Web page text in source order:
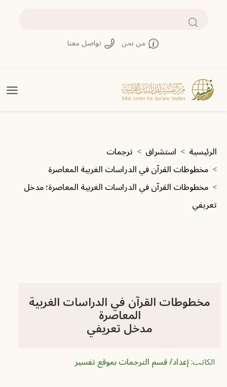
بحث
من نحن تواصل معنا
مسار التنقل
الرئيسية استشراق
ترجمات
مخطوطات القرآن في الدراسات الغربية المعاصرة
مخطوطات القرآن في الدراسات الغربية المعاصرة؛ مدخل
تعريفي
مخطوطات القرآن في الدراسات الغربية
المعاصرة
مدخل تعريفي
الكاتب:إعداد/ قسم الترجمات بموقع تفسير